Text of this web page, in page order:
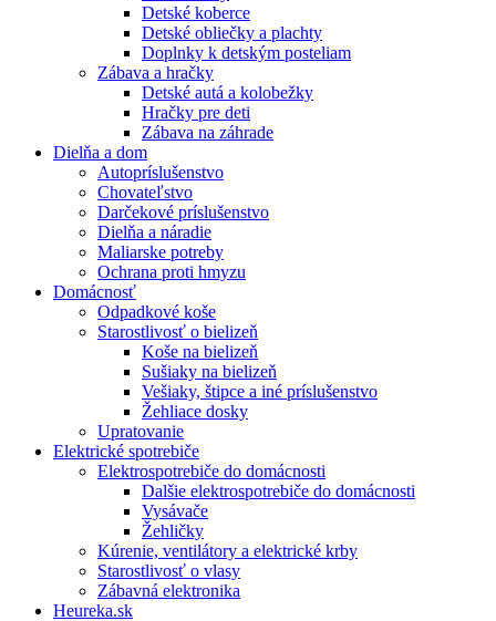
Detské koberce
Detské obliečky a plachty
Doplnky k detským posteliam
Zábava a hračky
Detské autá a kolobežky
Hračky pre deti
Zábava na záhrade
Dielňa a dom
Autopríslušenstvo
Chovateľstvo
Darčekové príslušenstvo
Dielňa a náradie
Maliarske potreby
Ochrana proti hmyzu
Domácnosť
Odpadkové koše
Starostlivosť o bielizeň
Koše na bielizeň
Sušiaky na bielizeň
Vešiaky, štipce a iné príslušenstvo
Žehliace dosky
Upratovanie
Elektrické spotrebiče
Elektrospotrebiče do domácnosti
Dalšie elektrospotrebiče do domácnosti
Vysávače
Žehličky
Kúrenie, ventilátory a elektrické krby
Starostlivosť o vlasy
Zábavná elektronika
Heureka.sk